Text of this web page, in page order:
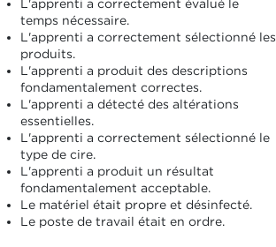
L'apprenti a correctement évalué le
temps nécessaire.
L'apprenti a correctement sélectionné les
produits.
L'apprenti a produit des descriptions
fondamentalement correctes.
L'apprenti a détecté des altérations
essentielles.
L'apprenti a correctement sélectionné le
type de cire.
L'apprenti a produit un résultat
fondamentalement acceptable.
Le matériel était propre et désinfecté.
Le poste de travail était en ordre.